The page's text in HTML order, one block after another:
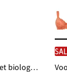
Bh zonder beugels met biologisch katoen (set van 2)